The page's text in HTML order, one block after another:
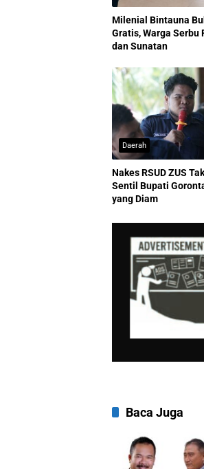
Milenial Bintauna
Gratis, Warga Serbu
dan Sunatan
Daerah
Nakes RSUD ZUS
Sentil Bupati
yang Diam
Baca Juga